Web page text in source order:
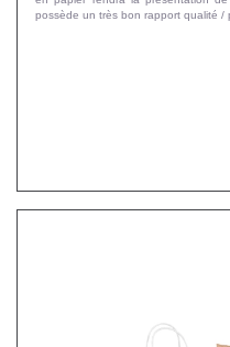
possède un très bon rapport qualité /